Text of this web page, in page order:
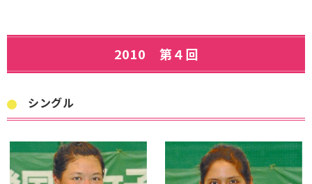
2010 第４回
シングル